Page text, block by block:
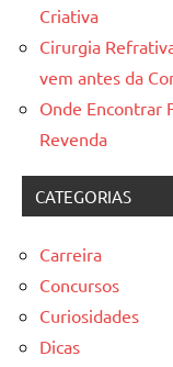
Criativa
Cirurgia
vem antes da
Onde Encontrar
Revenda
CATEGORIAS
Carreira
Concursos
Curiosidades
Dicas